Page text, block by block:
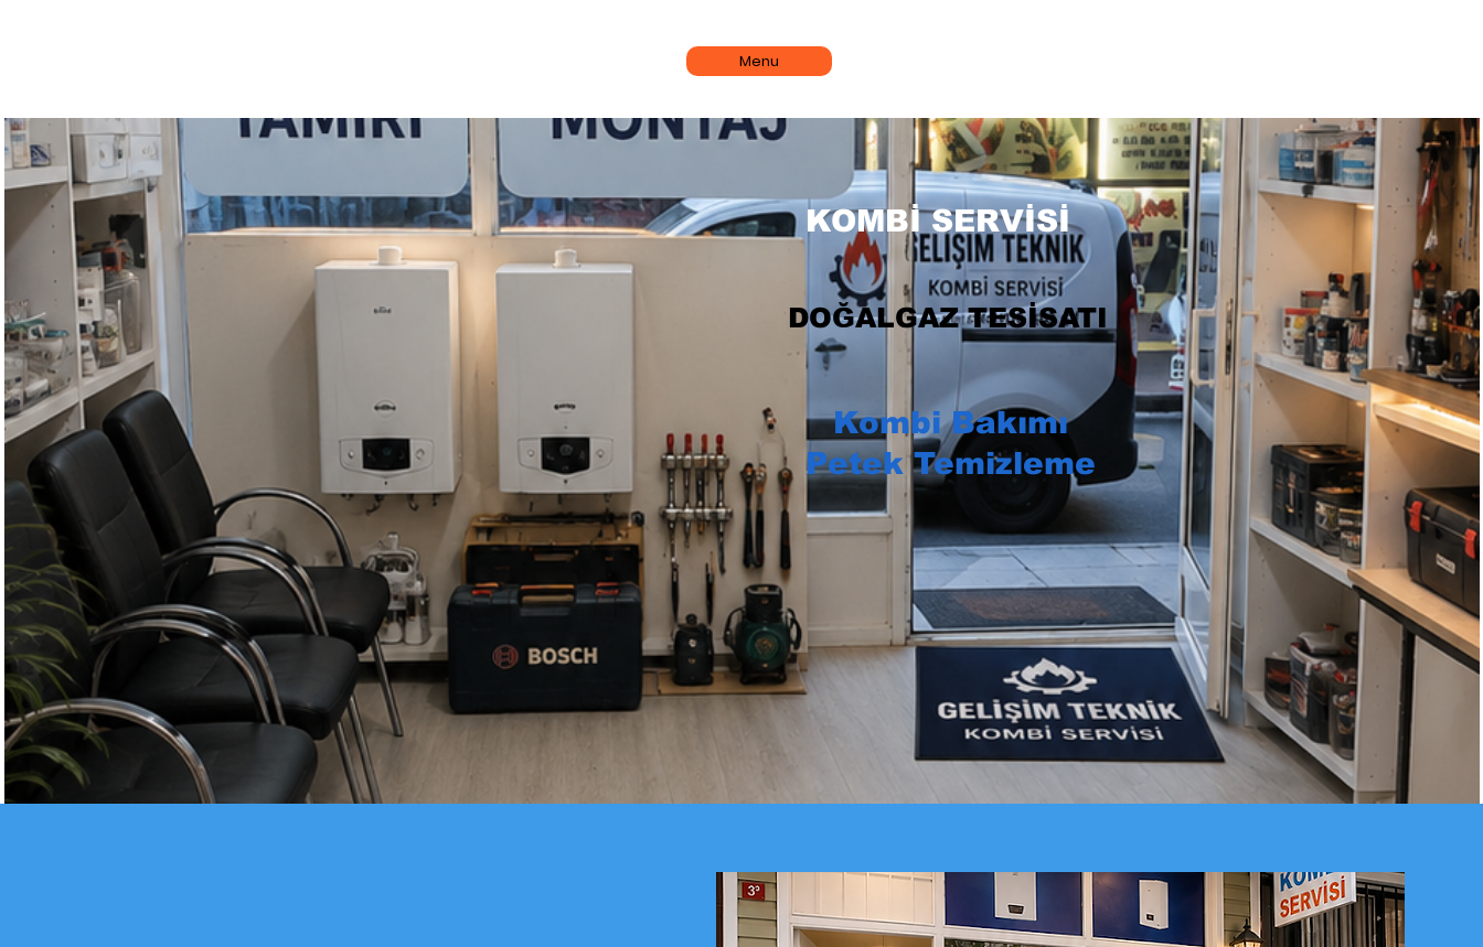
Menu
KOMBİ SERVİSİ
DOĞALGAZ TESİSATI
Kombi Bakımı
Petek Temizleme